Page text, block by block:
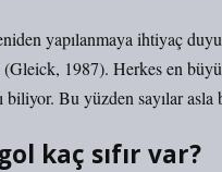
yapılanmaya ihtiyaç
(Gleick, 1987). Herkes en
biliyor. Bu yüzden sayılar asla
kaç sıfır var?